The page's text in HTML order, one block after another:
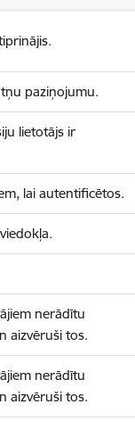
paziņojumu.
lietotājs ir
lai autentificētos.
nerādītu
aizvēruši tos.
nerādītu
aizvēruši tos.